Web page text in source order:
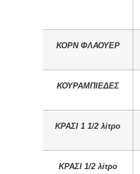
ΚΟΡΝ ΦΛΑΟΥΕΡ
ΚΟΥΡΑΜΠΙΕΔΕΣ
ΚΡΑΣΙ 1 1/2 λίτρο
ΚΡΑΣΙ 1/2 λίτρο